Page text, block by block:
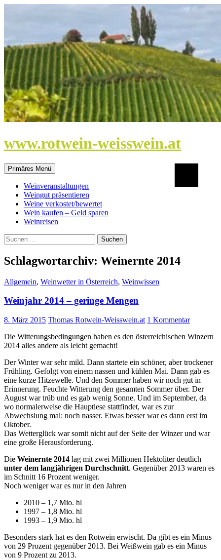
www.rotwein-weisswein.at
Primäres Menü
Weinveranstaltungen
Weingut präsentieren
Weine verkostet/bewertet
Wein kaufen – Geld sparen
Weinreisen
Suchen
nach:
Schlagwortarchiv: Weinernte 2014
Allgemein, Weinwetter in Österreich, Weinwissen
Weinjahr 2014 – geringe Mengen
8. März 2015 Thomas Rotwein-Weisswein.at 1 Kommentar
Die Witterungsbedingungen haben es den österreichischen Winzern
2014 alles andere als leicht gemacht!
Der Winter war sehr mild. Dann startete ein schöner, aber trockener
Frühling. Gefolgt von einem nassen und kühlen Mai. Dann gab es
eine kurze Hitzewelle. Und den Sommer haben wir noch gut in
Erinnerung. Feuchte Witterung den gesamten Sommer über. Der
August war trüb und es gab wenig Sonne. Und im September, da
wo normalerweise die Hauptlese stattfindet, war es zur
Abwechslung mal: noch nasser. Etwas besser war es dann erst im
Oktober.
Das Wetterglück war somit nicht auf der Seite der Winzer und war
eine große Herausforderung.
Die Weinernte 2014 lag mit zwei Millionen Hektoliter deutlich
unter dem langjährigen Durchschnitt. Gegenüber 2013 waren es
im Schnitt 16 Prozent weniger.
Noch weniger war es nur in den Jahren
2010 – 1,7 Mio. hl
1997 – 1,8 Mio. hl
1993 – 1,9 Mio. hl
Besonders stark hat es den Rotwein erwischt. Da gibt es ein Minus
von 29 Prozent gegenüber 2013. Bei Weißwein gab es ein Minus
von 9 Prozent zu 2013.